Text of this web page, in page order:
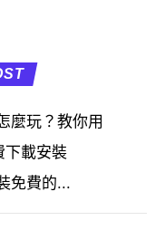
麼玩？教你用
下載安裝
免費的...